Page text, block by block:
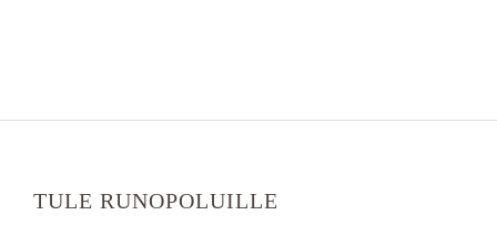
TULE RUNOPOLUILLE